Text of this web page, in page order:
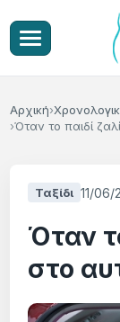
Αρχική
Όταν το παιδί
Ταξίδι 11/06/
Όταν
στο